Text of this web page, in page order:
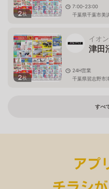
2枚
7:00-23:00
千葉県千葉市美
2枚
イオ
津田
24H営業
千葉県習志野市
すべ